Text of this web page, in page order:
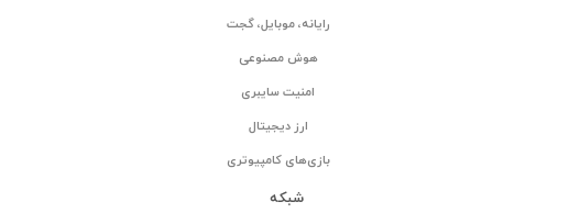
رایانه، موبایل، گجت
هوش مصنوعی
امنیت سایبری
ارز دیجیتال
بازی‌های کامپیوتری
شبکه